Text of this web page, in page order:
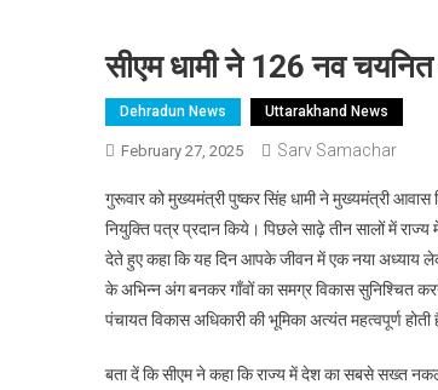
सीएम धामी ने 126 नव चयनित
Dehradun News Uttarakhand News
February 27, 2025 Sarv Samachar
गुरूवार को मुख्यमंत्री पुष्कर सिंह धामी ने मुख्यमंत्री
नियुक्ति पत्र प्रदान किये। पिछले साढ़े तीन सालों में
देते हुए कहा कि यह दिन आपके जीवन में एक नया अध्याय
के अभिन्न अंग बनकर गाँवों का समग्र विकास सुनिश्चित
पंचायत विकास अधिकारी की भूमिका अत्यंत महत्वपूर्ण होती
बता दें कि सीएम ने कहा कि राज्य में देश का सबसे सख्त